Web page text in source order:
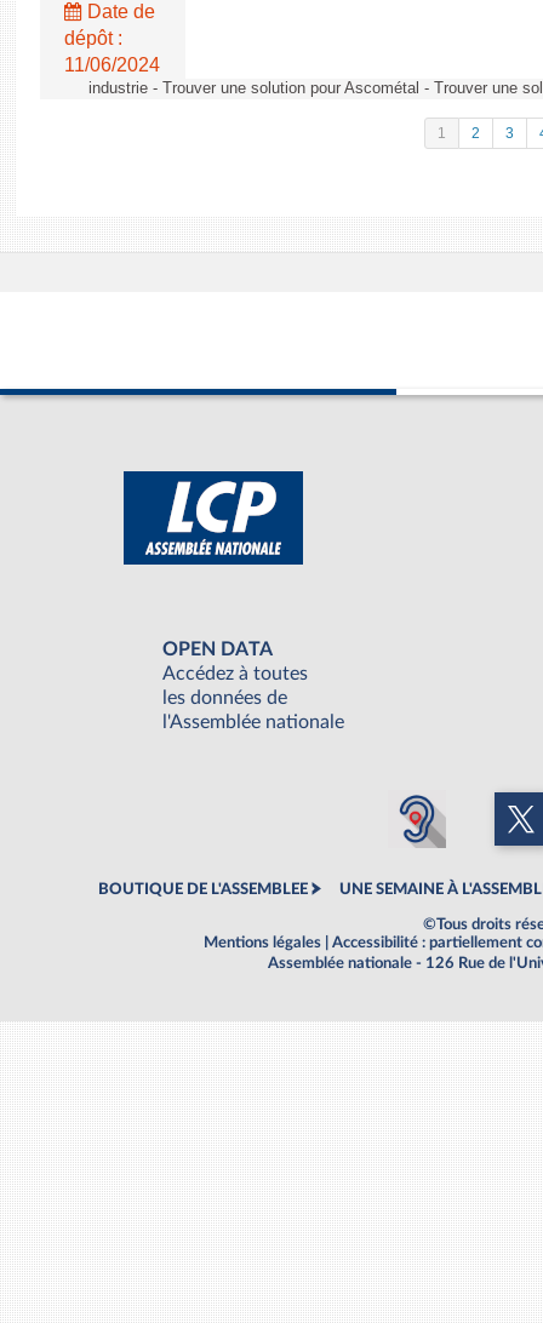
Date de
dépôt :
11/06/2024
industrie - Trouver une solution pour Ascométal - Trouver une
1 2 3
OPEN DATA
Accédez à toutes
les données de
l'Assemblée nationale
BOUTIQUE DE L'ASSEMBLEE UNE SEMAINE À
©Tous droits
Mentions légales
Accessibilité : partiellement
Assemblée nationale - 126 Rue de